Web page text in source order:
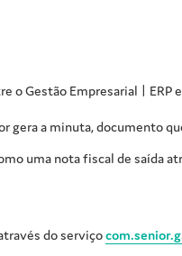
oGestão Empresarial | ERP
gera a minuta, documento
uma nota fiscal de saída
do serviço